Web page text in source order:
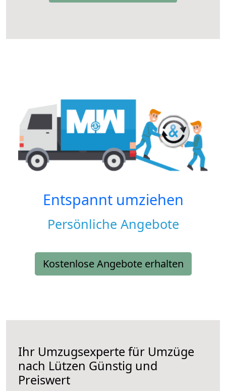
Entspannt umziehen
Persönliche Angebote
Kostenlose Angebote erhalten
Ihr Umzugsexperte für Umzüge
nach Lützen Günstig und
Preiswert